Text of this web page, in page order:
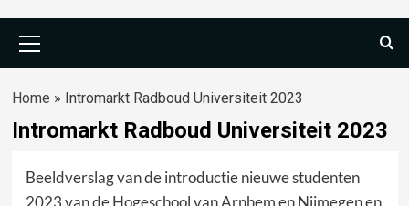
menu
Home » Intromarkt Radboud Universiteit 2023
Intromarkt Radboud Universiteit 2023
Beeldverslag van de introductie nieuwe studenten
2023 van de Hogeschool van Arnhem en Nijmegen en